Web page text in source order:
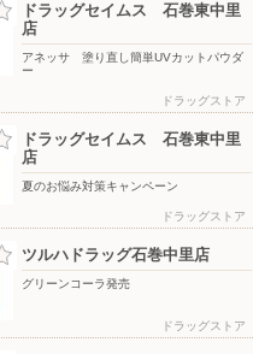
ドラッグストアモリ/石巻中里店
〒986-0812 宮城県石巻市東中里3-1-6
ドラッグセイムス 石巻東中里
店
アネッサ 塗り直し簡単UVカットパウダ
ー
ドラッグストア
ドラッグセイムス 石巻東中里
店
夏のお悩み対策キャンペーン
ドラッグストア
ツルハドラッグ石巻中里店
グリーンコーラ発売
ドラッグストア